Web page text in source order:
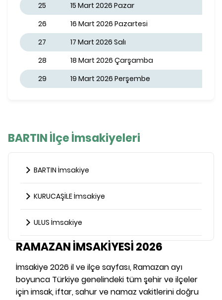
25
15 Mart 2026 Pazar
26
16 Mart 2026 Pazartesi
27
17 Mart 2026 Salı
28
18 Mart 2026 Çarşamba
29
19 Mart 2026 Perşembe
BARTIN İlçe İmsakiyeleri
BARTIN İmsakiye
KURUCAŞİLE İmsakiye
ULUS İmsakiye
RAMAZAN İMSAKİYESİ 2026
İmsakiye 2026 il ve ilçe sayfası, Ramazan ayı
boyunca Türkiye genelindeki tüm şehir ve ilçeler
için imsak, iftar, sahur ve namaz vakitlerini doğru